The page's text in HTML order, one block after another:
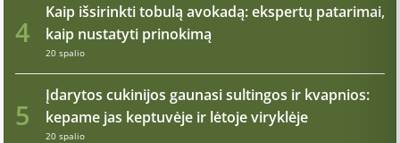
4
Kaip išsirinkti tobulą avokadą: ekspertų patarimai,
kaip nustatyti prinokimą
20 spalio
5
Įdarytos cukinijos gaunasi sultingos ir kvapnios:
kepame jas keptuvėje ir lėtoje viryklėje
20 spalio